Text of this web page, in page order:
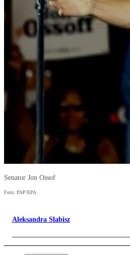
Senator Jon Ossof
Foto: PAP/EPA
Aleksandra Słabisz